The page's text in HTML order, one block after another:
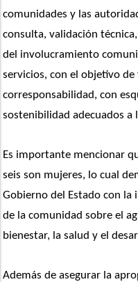
comunidades y las
consulta, validación
del involucramiento
servicios, con el objetivo
corresponsabilidad, con
sostenibilidad adecuados a
Es importante mencionar
seis son mujeres, lo cual
Gobierno del Estado con la
de la comunidad sobre el
bienestar, la salud y el
Además de asegurar la